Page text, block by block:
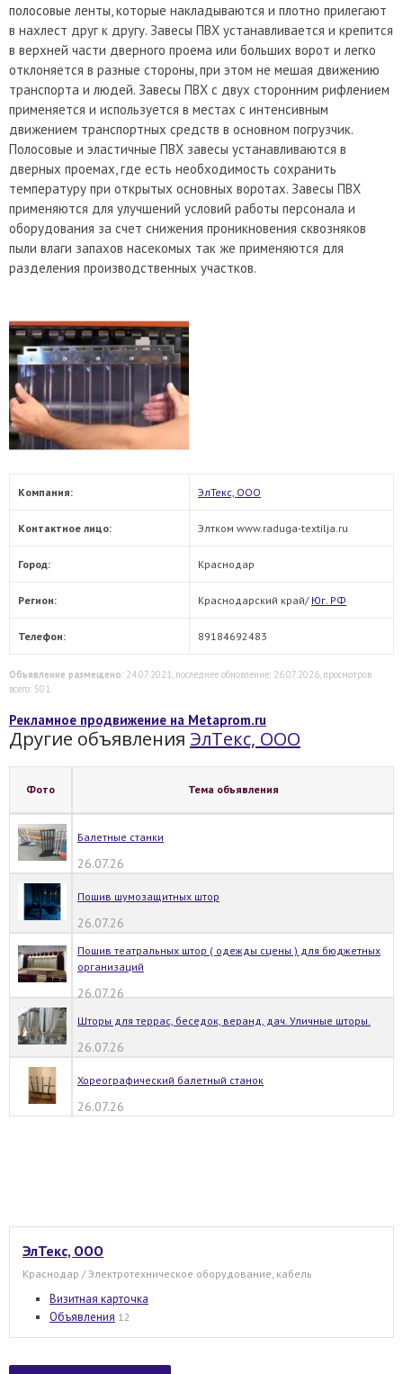
полосовые ленты, которые накладываются и плотно прилегают
в нахлест друг к другу. Завесы ПВХ устанавливается и крепится
в верхней части дверного проема или больших ворот и легко
отклоняется в разные стороны, при этом не мешая движению
транспорта и людей. Завесы ПВХ с двух сторонним рифлением
применяется и используется в местах с интенсивным
движением транспортных средств в основном погрузчик.
Полосовые и эластичные ПВХ завесы устанавливаются в
дверных проемах, где есть необходимость сохранить
температуру при открытых основных воротах. Завесы ПВХ
применяются для улучшений условий работы персонала и
оборудования за счет снижения проникновения сквозняков
пыли влаги запахов насекомых так же применяются для
разделения производственных участков.
Компания: ЭлТекс, ООО
Контактное лицо: Элтком www.raduga-textilja.ru
Город: Краснодар
Регион: Краснодарский край/ Юг. РФ
Телефон: 89184692483
Объявление размещено: 24.07.2021, последнее обновление: 26.07.2026, просмотров
всего: 501.
Рекламное продвижение на Metaprom.ru
Другие объявления ЭлТекс, ООО
Фото Тема объявления
Балетные станки
26.07.26
Пошив шумозащитных штор
26.07.26
Пошив театральных штор ( одежды сцены ) для бюджетных
организаций
26.07.26
Шторы для террас, беседок, веранд, дач. Уличные шторы.
26.07.26
Хореографический балетный станок
26.07.26
ЭлТекс, ООО
Краснодар / Электротехническое оборудование, кабель
Визитная карточка
Объявления 12